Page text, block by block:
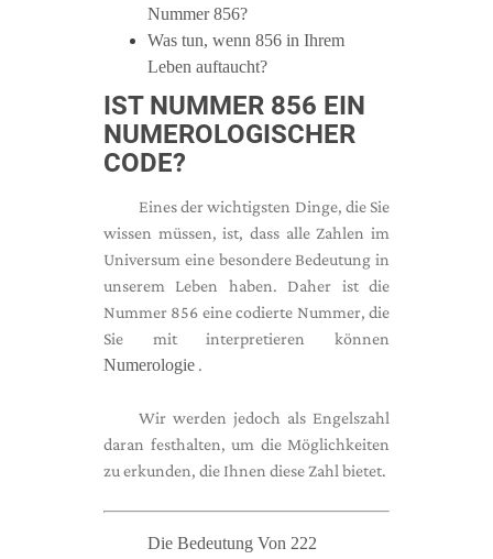
Nummer 856?
Was tun, wenn 856 in Ihrem
Leben auftaucht?
IST NUMMER 856 EIN
NUMEROLOGISCHER
CODE?
Eines der wichtigsten Dinge, die Sie
wissen müssen, ist, dass alle Zahlen im
Universum eine besondere Bedeutung in
unserem Leben haben. Daher ist die
Nummer 856 eine codierte Nummer, die
Sie mit interpretieren können
Numerologie .
Wir werden jedoch als Engelszahl
daran festhalten, um die Möglichkeiten
zu erkunden, die Ihnen diese Zahl bietet.
Die Bedeutung Von 222